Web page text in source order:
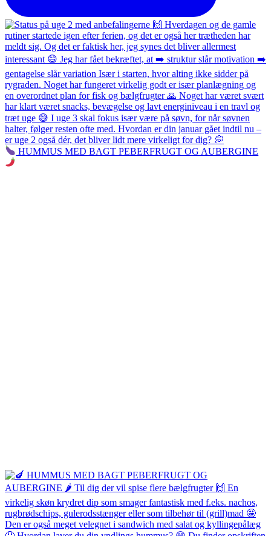
HUMMUS MED BAGT PEBERFRUGT OG AUBERGINE